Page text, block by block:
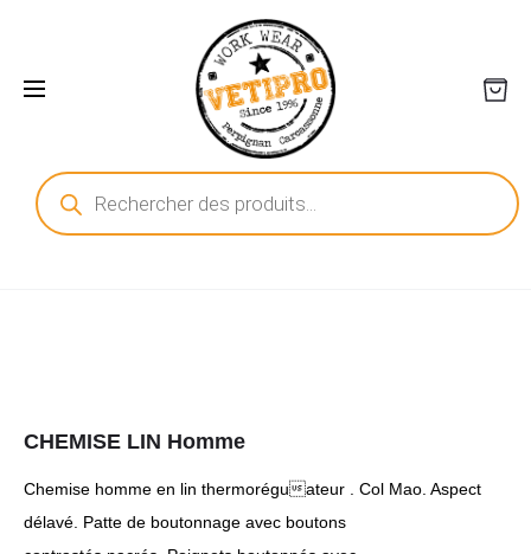
Recherche
de
produits
CHEMISE LIN Homme
Chemise homme en lin thermoréguateur . Col Mao. Aspect
délavé. Patte de boutonnage avec boutons